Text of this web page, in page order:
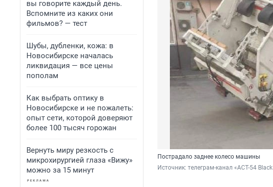
вы говорите каждый день.
Вспомните из каких они
фильмов? — тест
Шубы, дубленки, кожа: в
Новосибирске началась
ликвидация — все цены
пополам
Как выбрать оптику в
Новосибирске и не пожалеть:
опыт сети, которой доверяют
более 100 тысяч горожан
Вернуть миру резкость с
микрохирургией глаза «Вижу»
можно за 15 минут
Пострадало заднее колесо машины
Источник: телеграм-канал «АСТ-54